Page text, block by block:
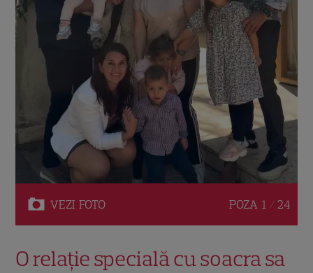
VEZI FOTO POZA 1 / 24
O relație specială cu soacra sa